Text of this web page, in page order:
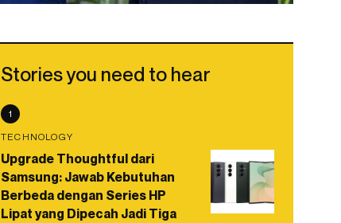
Stories you need to hear
1
TECHNOLOGY
Upgrade Thoughtful dari
Samsung: Jawab Kebutuhan
Berbeda dengan Series HP
Lipat yang Dipecah Jadi Tiga